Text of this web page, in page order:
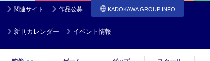
関連サイト 作品公募 KADOKAWA GROUP INFO
新刊カレンダー イベント情報